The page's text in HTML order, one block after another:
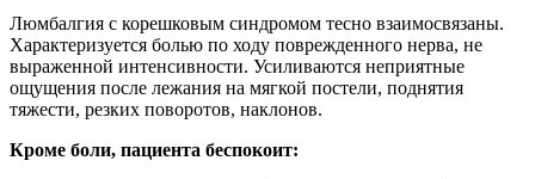
Люмбалгия с корешковым синдромом тесно взаимосвязаны.
Характеризуется болью по ходу поврежденного нерва, не
выраженной интенсивности. Усиливаются неприятные
ощущения после лежания на мягкой постели, поднятия
тяжести, резких поворотов, наклонов.
Кроме боли, пациента беспокоит: